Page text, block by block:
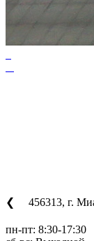
❮ 456313, г.
пн-пт: 8:30-17:30